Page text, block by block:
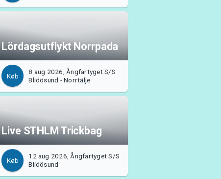
Lördagsutflykt Norrpada
Køb
8 aug 2026, Ångfartyget S/S
Blidösund - Norrtälje
Live STHLM Trickbag
Køb
12 aug 2026, Ångfartyget S/S
Blidösund